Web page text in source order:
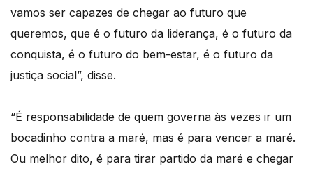
vamos ser capazes de chegar ao futuro que
queremos, que é o futuro da liderança, é o futuro da
conquista, é o futuro do bem-estar, é o futuro da
justiça social”, disse.
“É responsabilidade de quem governa às vezes ir um
bocadinho contra a maré, mas é para vencer a maré.
Ou melhor dito, é para tirar partido da maré e chegar